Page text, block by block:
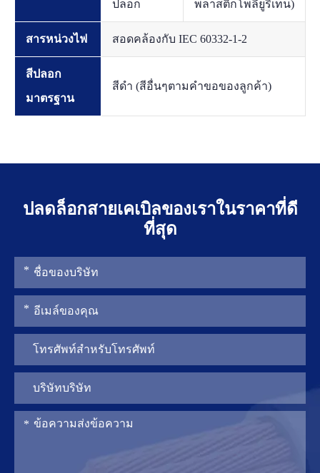
ปลอก
พลาสติกโพลียูรีเทน)
สารหน่วงไฟ สอดคล้องกับ IEC 60332-1-2
สีปลอก
มาตรฐาน
สีดำ (สีอื่นๆตามคำขอของลูกค้า)
ปลดล็อกสายเคเบิลของเราในราคาที่ดี
ที่สุด